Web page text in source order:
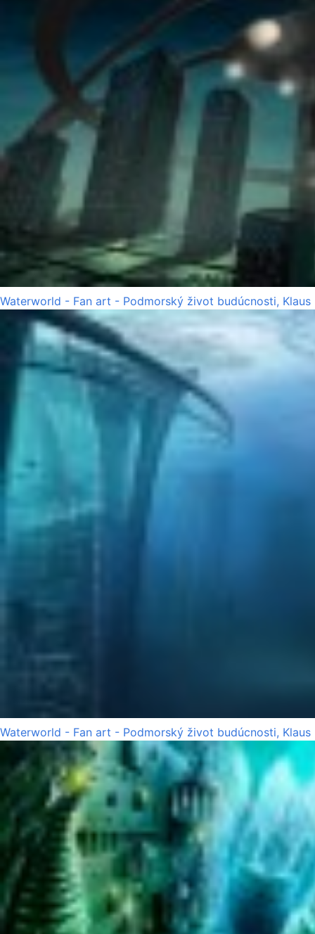
Waterworld - Fan art - Podmorský život budúcnosti, Klaus
Waterworld - Fan art - Podmorský život budúcnosti, Klaus